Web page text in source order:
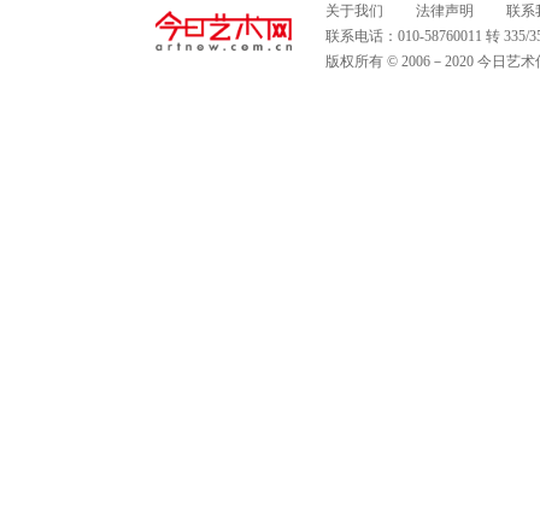
关于我们 法律声明
联系
联系电话：010-58760011 转
版权所有 © 2006－2020 今日艺